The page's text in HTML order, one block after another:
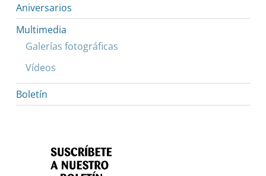
Aniversarios
Multimedia
Galerías fotográficas
Vídeos
Boletín